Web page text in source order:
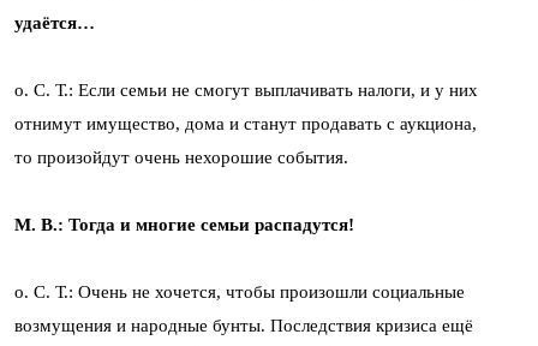
удаётся…
о. С. Т.: Если семьи не смогут выплачивать налоги, и у них
отнимут имущество, дома и станут продавать с аукциона,
то произойдут очень нехорошие события.
М. В.: Тогда и многие семьи распадутся!
о. С. Т.: Очень не хочется, чтобы произошли социальные
возмущения и народные бунты. Последствия кризиса ещё